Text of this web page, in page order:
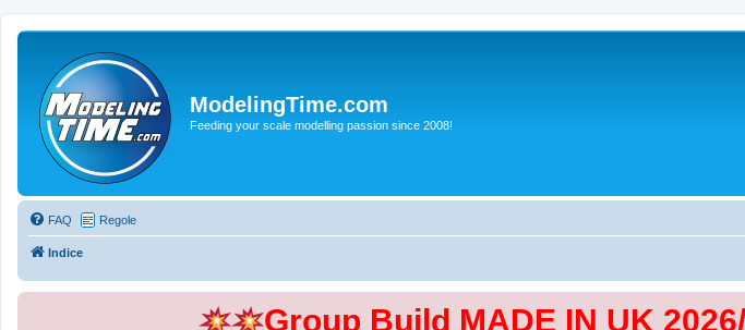
ModelingTime.com
Feeding your scale modelling passion since 2008!
FAQ Regole
Indice
Group Build MADE IN UK